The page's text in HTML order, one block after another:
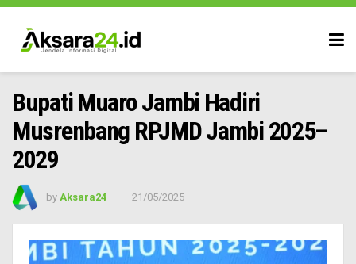
Bupati Muaro Jambi Hadiri
Musrenbang RPJMD Jambi 2025–
2029
by Aksara24 21/05/2025